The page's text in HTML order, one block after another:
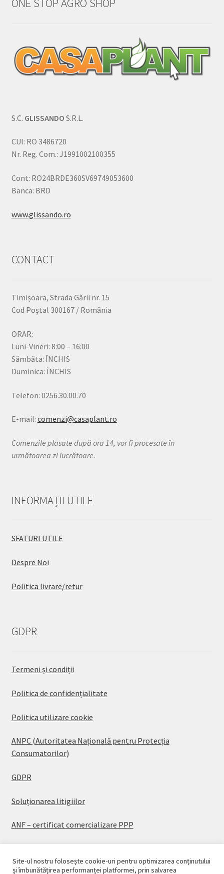
ONE STOP AGRO SHOP
S.C. GLISSANDO S.R.L.
CUI: RO 3486720
Nr. Reg. Com.: J1991002100355
Cont: RO24BRDE360SV69749053600
Banca: BRD
www.glissando.ro
CONTACT
Timișoara, Strada Gării nr. 15
Cod Poștal 300167 / România
ORAR:
Luni-Vineri: 8:00 – 16:00
Sâmbăta: ÎNCHIS
Duminica: ÎNCHIS
Telefon: 0256.30.00.70
E-mail: comenzi@casaplant.ro
Comenzile plasate după ora 14, vor fi procesate în
următoarea zi lucrătoare.
INFORMAȚII UTILE
SFATURI UTILE
Despre Noi
Politica livrare/retur
GDPR
Termeni și condiții
Politica de confidențialitate
Politica utilizare cookie
ANPC (Autoritatea Națională pentru Protecția
Consumatorilor)
GDPR
Soluționarea litigiilor
ANF – certificat comercializare PPP
Site-ul nostru folosește cookie-uri pentru optimizarea conținutului
și îmbunătățirea performanței platformei, prin salvarea